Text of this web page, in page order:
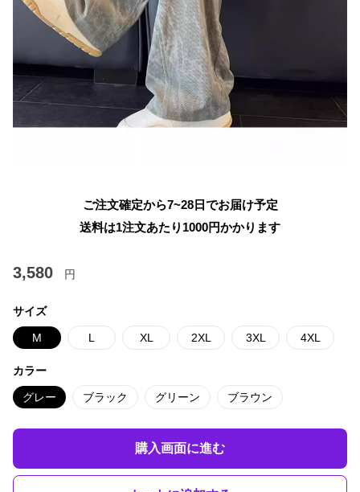
ご注文確定から7~28日でお届け予定
送料は1注文あたり 1000円かかります
3,580 円
サイズ
M L XL 2XL 3XL 4XL
カラー
グレー ブラック グリーン ブラウン
購入画面に進む